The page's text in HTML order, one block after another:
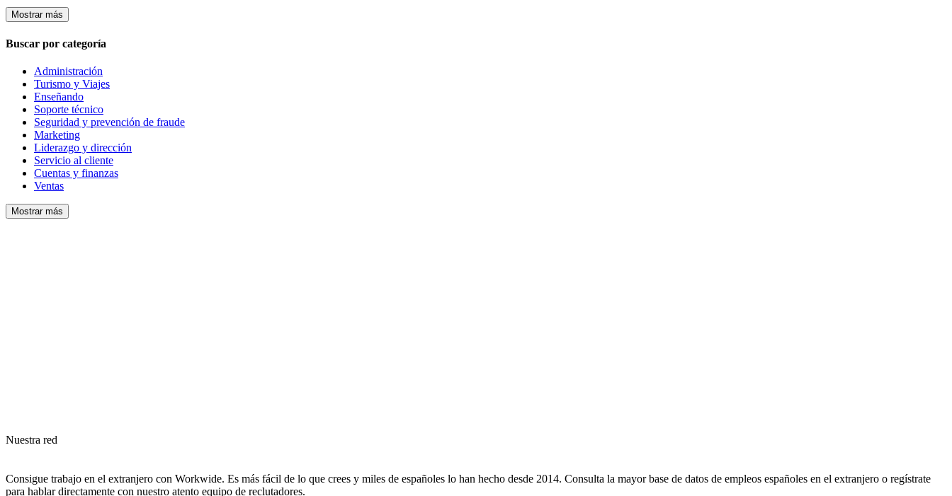
Mostrar más
Buscar por categoría
Administración
Turismo y Viajes
Enseñando
Soporte técnico
Seguridad y prevención de fraude
Marketing
Liderazgo y dirección
Servicio al cliente
Cuentas y finanzas
Ventas
Mostrar más
Nuestra red
Consigue trabajo en el extranjero con Workwide. Es más fácil de lo que crees y miles de españoles lo han hecho desde 2014. Consulta la mayor base de datos de empleos españoles en el extranjero o regístrate
para hablar directamente con nuestro atento equipo de reclutadores.